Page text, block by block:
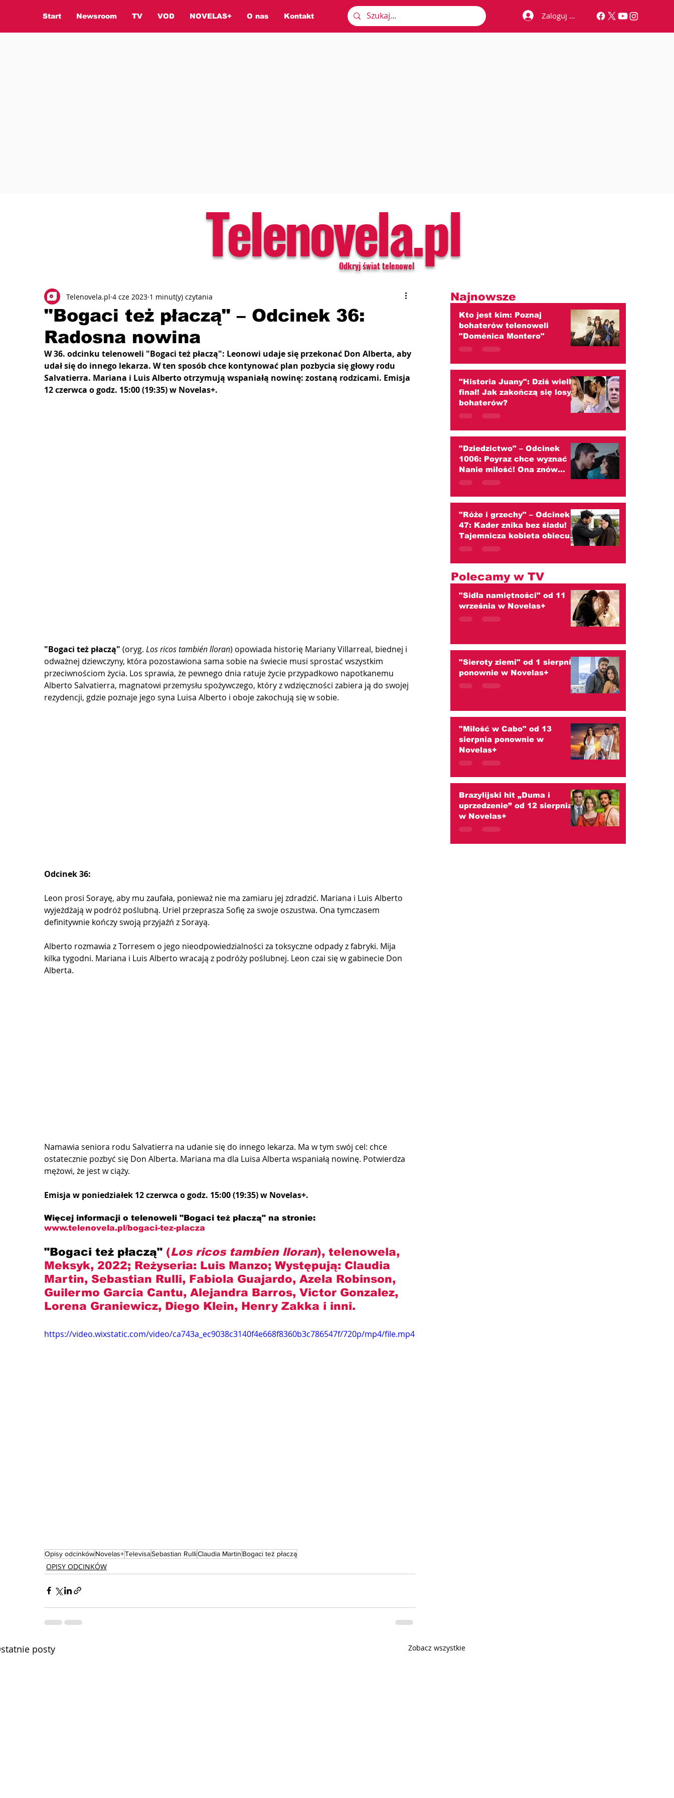
Start Newsroom TV VOD NOVELAS+ O nas Kontakt Zaloguj się
Telenovela.pl
Odkryj świat telenowel
"Bogaci też płaczą" – Odcinek 36:
Radosna nowina
Telenovela.pl 4 cze 2023 1 minut(y) czytania
W 36. odcinku telenoweli "Bogaci też płaczą": Leonowi udaje się przekonać Don Alberta, aby
udał się do innego lekarza. W ten sposób chce kontynować plan pozbycia się głowy rodu
Salvatierra. Mariana i Luis Alberto otrzymują wspaniałą nowinę: zostaną rodzicami. Emisja
12 czerwca o godz. 15:00 (19:35) w Novelas+.
"Bogaci też płaczą" (oryg. Los ricos también lloran) opowiada historię Mariany Villarreal, biednej i
odważnej dziewczyny, która pozostawiona sama sobie na świecie musi sprostać wszystkim
przeciwnościom życia. Los sprawia, że pewnego dnia ratuje życie przypadkowo napotkanemu
Alberto Salvatierra, magnatowi przemysłu spożywczego, który z wdzięczności zabiera ją do swojej
rezydencji, gdzie poznaje jego syna Luisa Alberto i oboje zakochują się w sobie.
Odcinek 36:
Leon prosi Sorayę, aby mu zaufała, ponieważ nie ma zamiaru jej zdradzić. Mariana i Luis Alberto
wyjeżdżają w podróż poślubną. Uriel przeprasza Sofię za swoje oszustwa. Ona tymczasem
definitywnie kończy swoją przyjaźń z Sorayą.
Alberto rozmawia z Torresem o jego nieodpowiedzialności za toksyczne odpady z fabryki. Mija
kilka tygodni. Mariana i Luis Alberto wracają z podróży poślubnej. Leon czai się w gabinecie Don
Alberta.
Namawia seniora rodu Salvatierra na udanie się do innego lekarza. Ma w tym swój cel: chce
ostatecznie pozbyć się Don Alberta. Mariana ma dla Luisa Alberta wspaniałą nowinę. Potwierdza
mężowi, że jest w ciąży.
Emisja w poniedziałek 12 czerwca o godz. 15:00 (19:35) w Novelas+.
Więcej informacji o telenoweli "Bogaci też płaczą" na stronie:
www.telenovela.pl/bogaci-tez-placza
"Bogaci też płaczą" (Los ricos tambien lloran), telenowela,
Meksyk, 2022; Reżyseria: Luis Manzo; Występują: Claudia
Martin, Sebastian Rulli, Fabiola Guajardo, Azela Robinson,
Guilermo Garcia Cantu, Alejandra Barros, Victor Gonzalez,
Lorena Graniewicz, Diego Klein, Henry Zakka i inni.
https://video.wixstatic.com/video/ca743a_ec9038c3140f4e668f8360b3c786547f/720p/mp4/file.mp4
Opisy odcinkówNovelas+TelevisaSebastian RulliClaudia Martin Bogaci też płaczą
OPISY ODCINKÓW
posty Zobacz wszystkie
Najnowsze
Kto jest kim: Poznaj
bohaterów telenoweli
"Doménica Montero"
"Historia Juany": Dziś wielki
finał! Jak zakończą się losy
bohaterów?
"Dziedzictwo" – Odcinek
1006: Poyraz chce wyznać
Nanie miłość! Ona znów
przed nim ucieka
"Róże i grzechy" – Odcinek
47: Kader znika bez śladu!
Tajemnicza kobieta obiecuje
zaprowadzić ją do ojca
Polecamy w TV
"Sidła namiętności" od 11
września w Novelas+
"Sieroty ziemi" od 1 sierpnia
ponownie w Novelas+
"Miłość w Cabo" od 13
sierpnia ponownie w
Novelas+
Brazylijski hit „Duma i
uprzedzenie” od 12 sierpnia
w Novelas+